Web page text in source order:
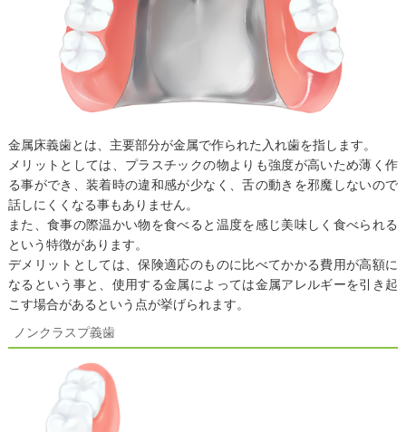
金属床義歯とは、主要部分が金属で作られた入れ歯を指します。
メリットとしては、プラスチックの物よりも強度が高いため薄く作
る事ができ、装着時の違和感が少なく、舌の動きを邪魔しないので
話しにくくなる事もありません。
また、食事の際温かい物を食べると温度を感じ美味しく食べられる
という特徴があります。
デメリットとしては、保険適応のものに比べてかかる費用が高額に
なるという事と、使用する金属によっては金属アレルギーを引き起
こす場合があるという点が挙げられます。
ノンクラスプ義歯